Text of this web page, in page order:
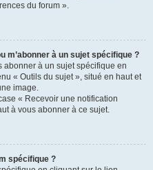
du forum ».
m’abonner à un sujet spécifique ?
abonner à un sujet spécifique en
« Outils du sujet », situé en haut et
image.
« Recevoir une notification
à vous abonner à ce sujet.
spécifique ?